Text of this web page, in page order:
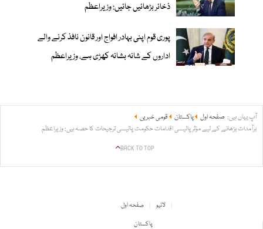
ذخائر بڑھائیں جائیں: وزیراعظم
پوری قوم اپنی بہادر افواج اور قانون نافذ کرنے والے
اداروں کے شانہ بشانہ کھڑی ہے، وزیراعظم
آپ یہاں ہیں: صفحہ اول پاکستان
قومی خبریں
برآمدات بڑھانے کے لیے مؤثر پالیسی اقدامات حکومت پالیسی ترجیحات کا حصہ ہیں: وزیراعظم
BACK TO TOP
صفحہ اول
لائیو
پاکستان